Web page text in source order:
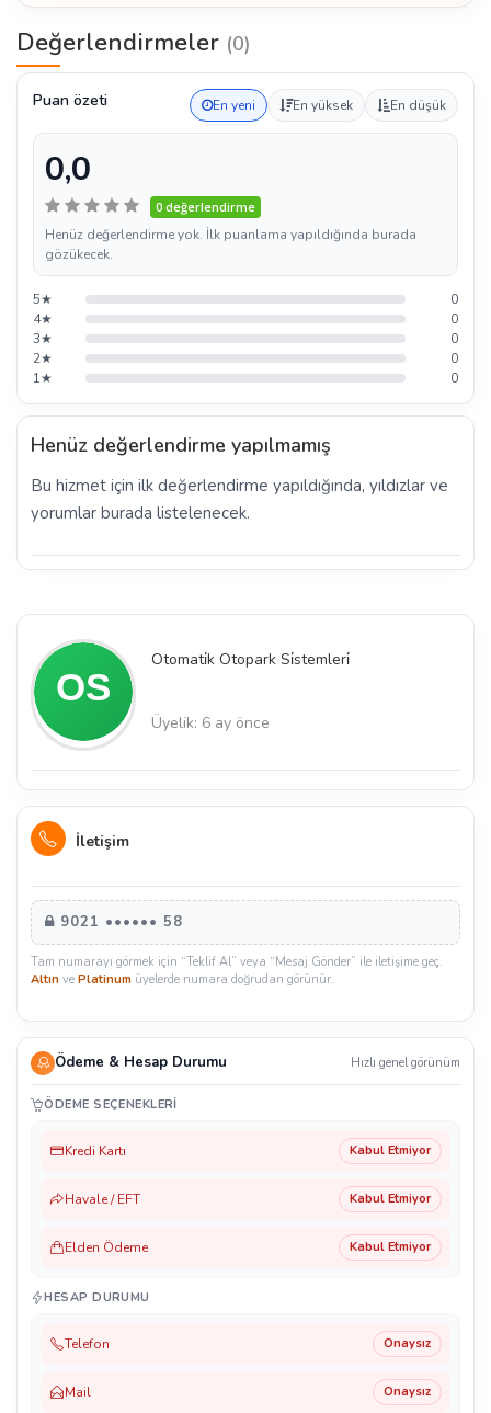
Değerlendirmeler (0)
Puan özeti En yeni En yüksek En düşük
0,0
0 değerlendirme
Henüz değerlendirme yok. İlk puanlama yapıldığında burada
gözükecek.
5★
0
4★
0
3★
0
2★
0
1★
0
Henüz değerlendirme yapılmamış
Bu hizmet için ilk değerlendirme yapıldığında, yıldızlar ve
yorumlar burada listelenecek.
Otomati̇k Otopark Si̇stemleri̇
Üyelik: 6 ay önce
İletişim
9021 •••••• 58
Tam numarayı görmek için “Teklif Al” veya “Mesaj Gönder” ile iletişime geç.
Altın ve Platinum üyelerde numara doğrudan görünür.
Ödeme & Hesap Durumu Hızlı genel görünüm
ÖDEME SEÇENEKLERI
Kredi Kartı Kabul Etmiyor
Havale / EFT Kabul Etmiyor
Elden Ödeme Kabul Etmiyor
HESAP DURUMU
Telefon Onaysız
Mail Onaysız